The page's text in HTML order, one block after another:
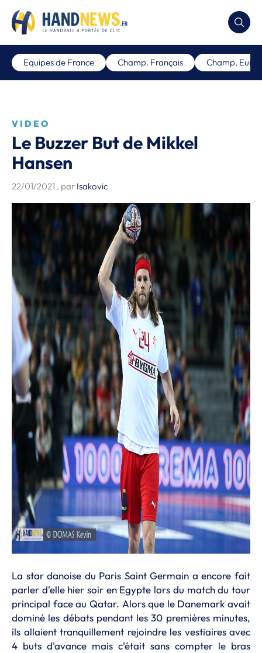
Equipes de France Champ. Français Champ.
VIDEO
Le Buzzer But de Mikkel
Hansen
22/01/2021 , par Isakovic
La star danoise du Paris Saint Germain a encore fait
parler d'elle hier soir en Egypte lors du match du tour
principal face au Qatar. Alors que le Danemark avait
dominé les débats pendant les 30 premières minutes,
ils allaient tranquillement rejoindre les vestiaires avec
4 buts d'avance mais c'était sans compter le bras